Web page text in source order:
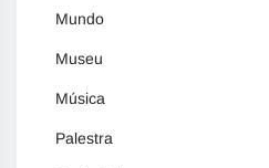
Mundo
Museu
Música
Palestra